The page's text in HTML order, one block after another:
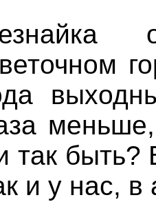
так быть?
и у нас,